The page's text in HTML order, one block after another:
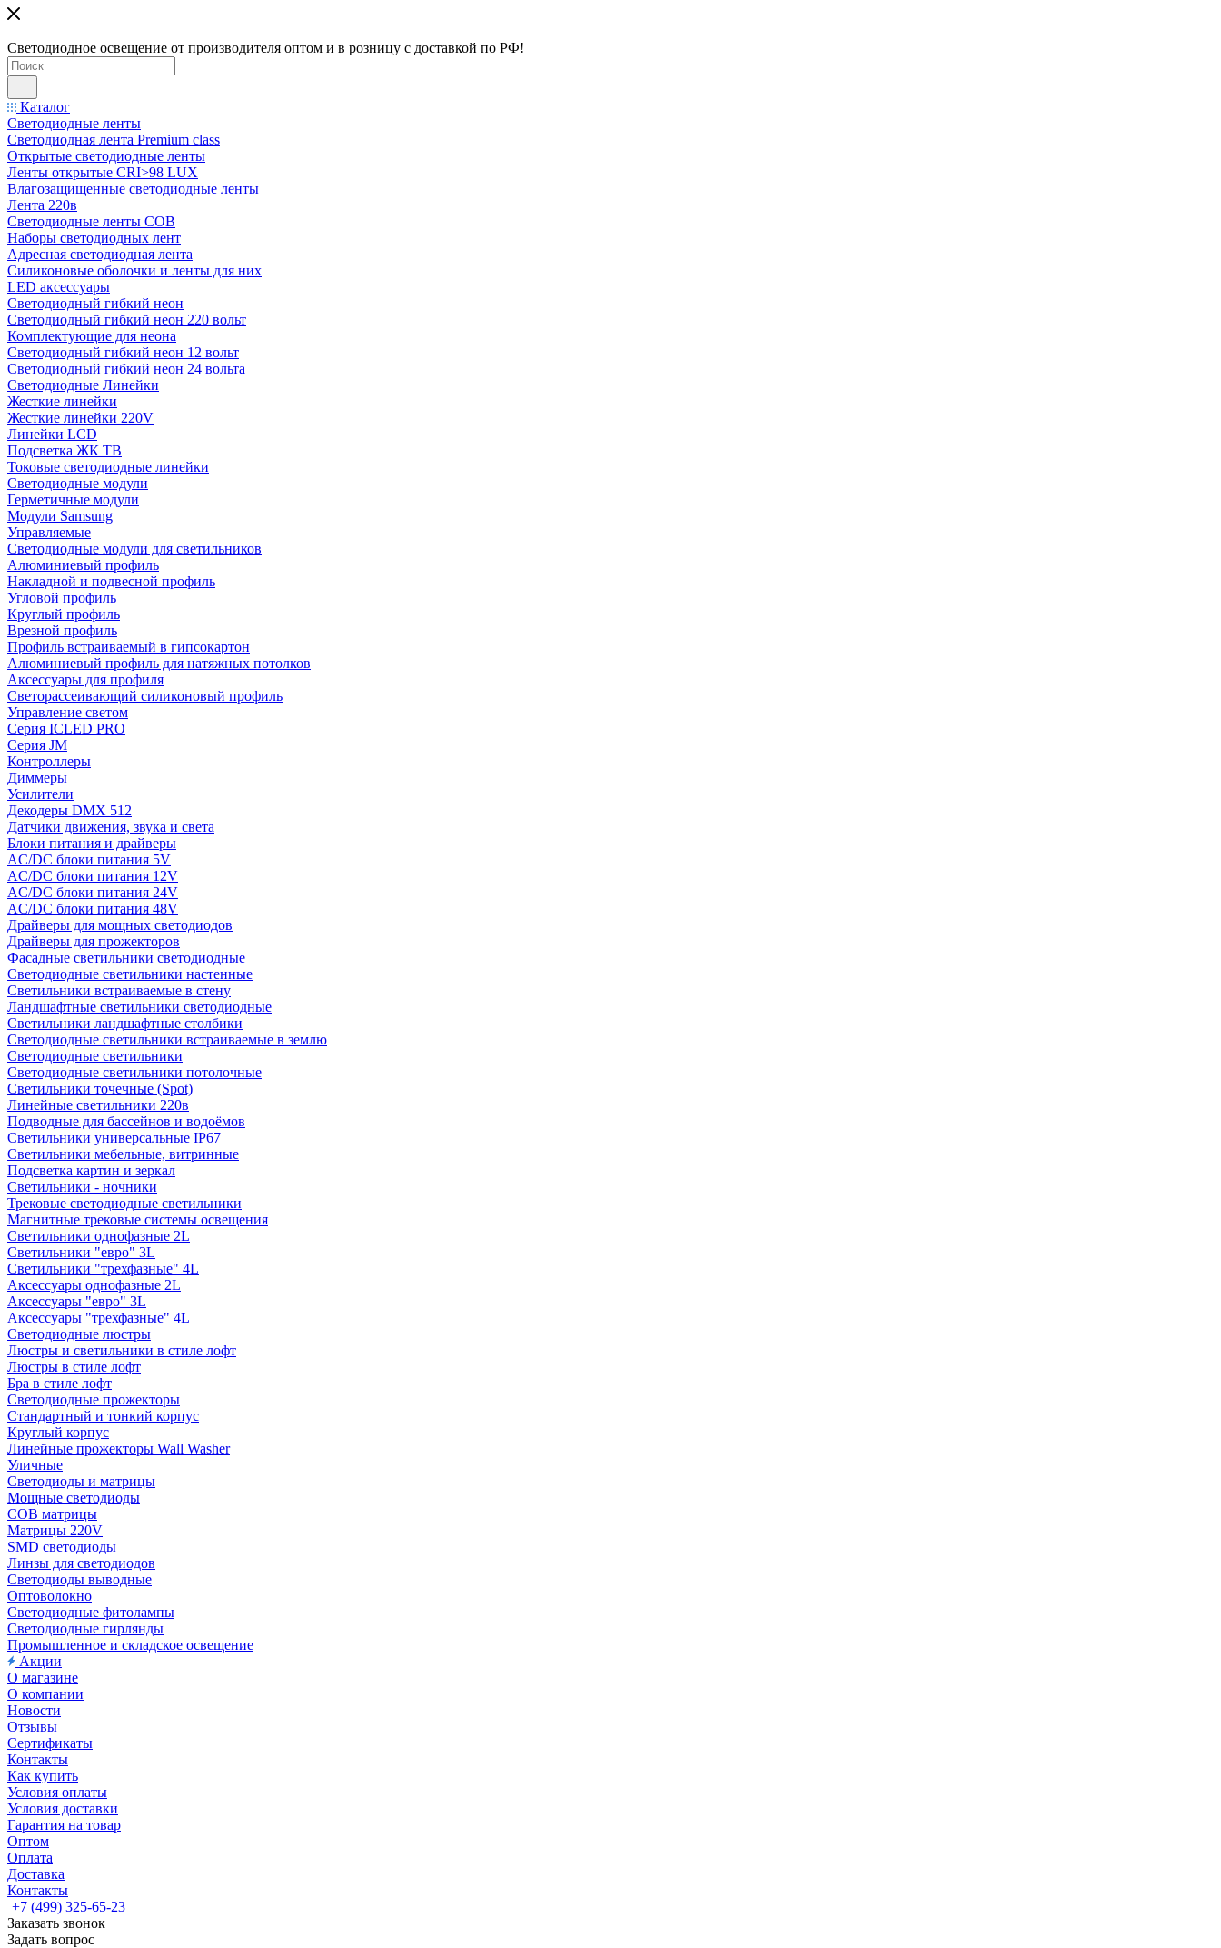
Светодиодное освещение от производителя оптом и в розницу с доставкой по РФ!
Каталог
Светодиодные ленты
Светодиодная лента Premium class
Открытые светодиодные ленты
Ленты открытые CRI>98 LUX
Влагозащищенные светодиодные ленты
Лента 220в
Светодиодные ленты COB
Наборы светодиодных лент
Адресная светодиодная лента
Силиконовые оболочки и ленты для них
LED аксессуары
Светодиодный гибкий неон
Светодиодный гибкий неон 220 вольт
Комплектующие для неона
Светодиодный гибкий неон 12 вольт
Светодиодный гибкий неон 24 вольта
Светодиодные Линейки
Жесткие линейки
Жесткие линейки 220V
Линейки LCD
Подсветка ЖК ТВ
Токовые светодиодные линейки
Светодиодные модули
Герметичные модули
Модули Samsung
Управляемые
Светодиодные модули для светильников
Алюминиевый профиль
Накладной и подвесной профиль
Угловой профиль
Круглый профиль
Врезной профиль
Профиль встраиваемый в гипсокартон
Алюминиевый профиль для натяжных потолков
Аксессуары для профиля
Светорассеивающий силиконовый профиль
Управление светом
Серия ICLED PRO
Серия JM
Контроллеры
Диммеры
Усилители
Декодеры DMX 512
Датчики движения, звука и света
Блоки питания и драйверы
AC/DC блоки питания 5V
AC/DC блоки питания 12V
AC/DC блоки питания 24V
AC/DC блоки питания 48V
Драйверы для мощных светодиодов
Драйверы для прожекторов
Фасадные светильники светодиодные
Светодиодные светильники настенные
Светильники встраиваемые в стену
Ландшафтные светильники светодиодные
Светильники ландшафтные столбики
Светодиодные светильники встраиваемые в землю
Светодиодные светильники
Светодиодные светильники потолочные
Светильники точечные (Spot)
Линейные светильники 220в
Подводные для бассейнов и водоёмов
Светильники универсальные IP67
Светильники мебельные, витринные
Подсветка картин и зеркал
Светильники - ночники
Трековые светодиодные светильники
Магнитные трековые системы освещения
Светильники однофазные 2L
Светильники "евро" 3L
Светильники "трехфазные" 4L
Аксессуары однофазные 2L
Аксессуары "евро" 3L
Аксессуары "трехфазные" 4L
Светодиодные люстры
Люстры и светильники в стиле лофт
Люстры в стиле лофт
Бра в стиле лофт
Светодиодные прожекторы
Стандартный и тонкий корпус
Круглый корпус
Линейные прожекторы Wall Washer
Уличные
Светодиоды и матрицы
Мощные светодиоды
COB матрицы
Матрицы 220V
SMD светодиоды
Линзы для светодиодов
Светодиоды выводные
Оптоволокно
Светодиодные фитолампы
Светодиодные гирлянды
Промышленное и складское освещение
Акции
О магазине
О компании
Новости
Отзывы
Сертификаты
Контакты
Как купить
Условия оплаты
Условия доставки
Гарантия на товар
Оптом
Оплата
Доставка
Контакты
+7 (499) 325-65-23
Заказать звонок
Задать вопрос